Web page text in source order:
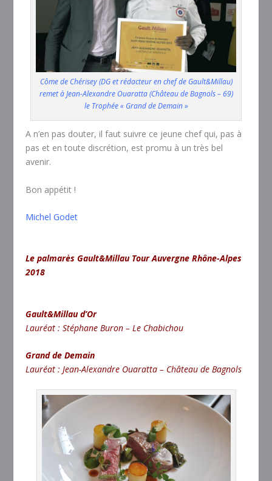
Côme de Chérisey (DG et rédacteur en chef de Gault&Millau)
remet à Jean-Alexandre Ouaratta (Château de Bagnols – 69)
le Trophée « Grand de Demain »
A n’en pas douter, il faut suivre ce jeune chef qui, pas à
pas et en toute discrétion, est promu à un très bel
avenir.
Bon appétit !
Michel Godet
Le palmarès Gault&Millau Tour Auvergne Rhône-Alpes
2018
Gault&Millau d’Or
Lauréat : Stéphane Buron – Le Chabichou
Grand de Demain
Lauréat : Jean-Alexandre Ouaratta – Château de Bagnols